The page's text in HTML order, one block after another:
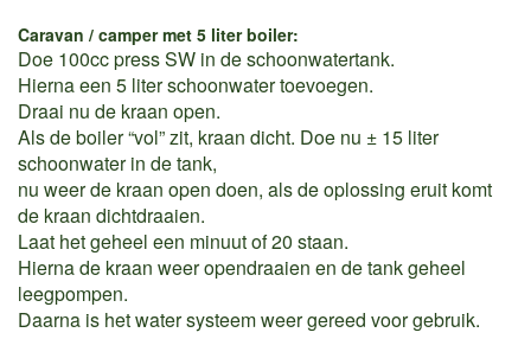
Caravan / camper met 5 liter boiler:
Doe 100cc press SW in de schoonwatertank.
Hierna een 5 liter schoonwater toevoegen.
Draai nu de kraan open.
Als de boiler “vol” zit, kraan dicht. Doe nu ± 15 liter
schoonwater in de tank,
nu weer de kraan open doen, als de oplossing eruit komt
de kraan dichtdraaien.
Laat het geheel een minuut of 20 staan.
Hierna de kraan weer opendraaien en de tank geheel
leegpompen.
Daarna is het water systeem weer gereed voor gebruik.